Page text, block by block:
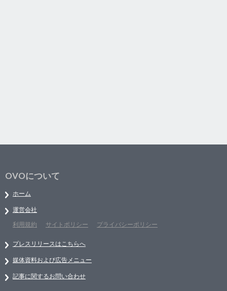
OVOについて
ホーム
運営会社
利用規約
サイトポリシー プライバシーポリシー
プレスリリースはこちらへ
媒体資料および広告メニュー
記事に関するお問い合わせ